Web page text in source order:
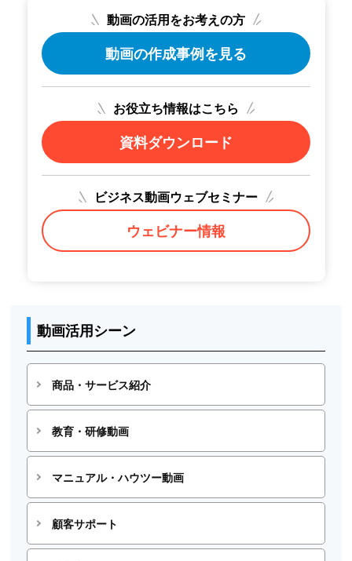
動画の活用をお考えの方
動画の作成事例を見る
お役立ち情報はこちら
資料ダウンロード
ビジネス動画ウェブセミナー
ウェビナー情報
動画活用シーン
商品・サービス紹介
教育・研修動画
マニュアル・ハウツー動画
顧客サポート